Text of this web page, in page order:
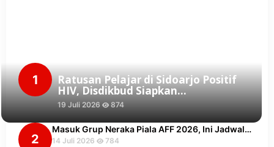
1 Ratusan Pelajar di Sidoarjo Positif
HIV, Disdikbud Siapkan…
19 Juli 2026 874
2
Masuk Grup Neraka Piala AFF 2026, Ini Jadwal…
14 Juli 2026 784